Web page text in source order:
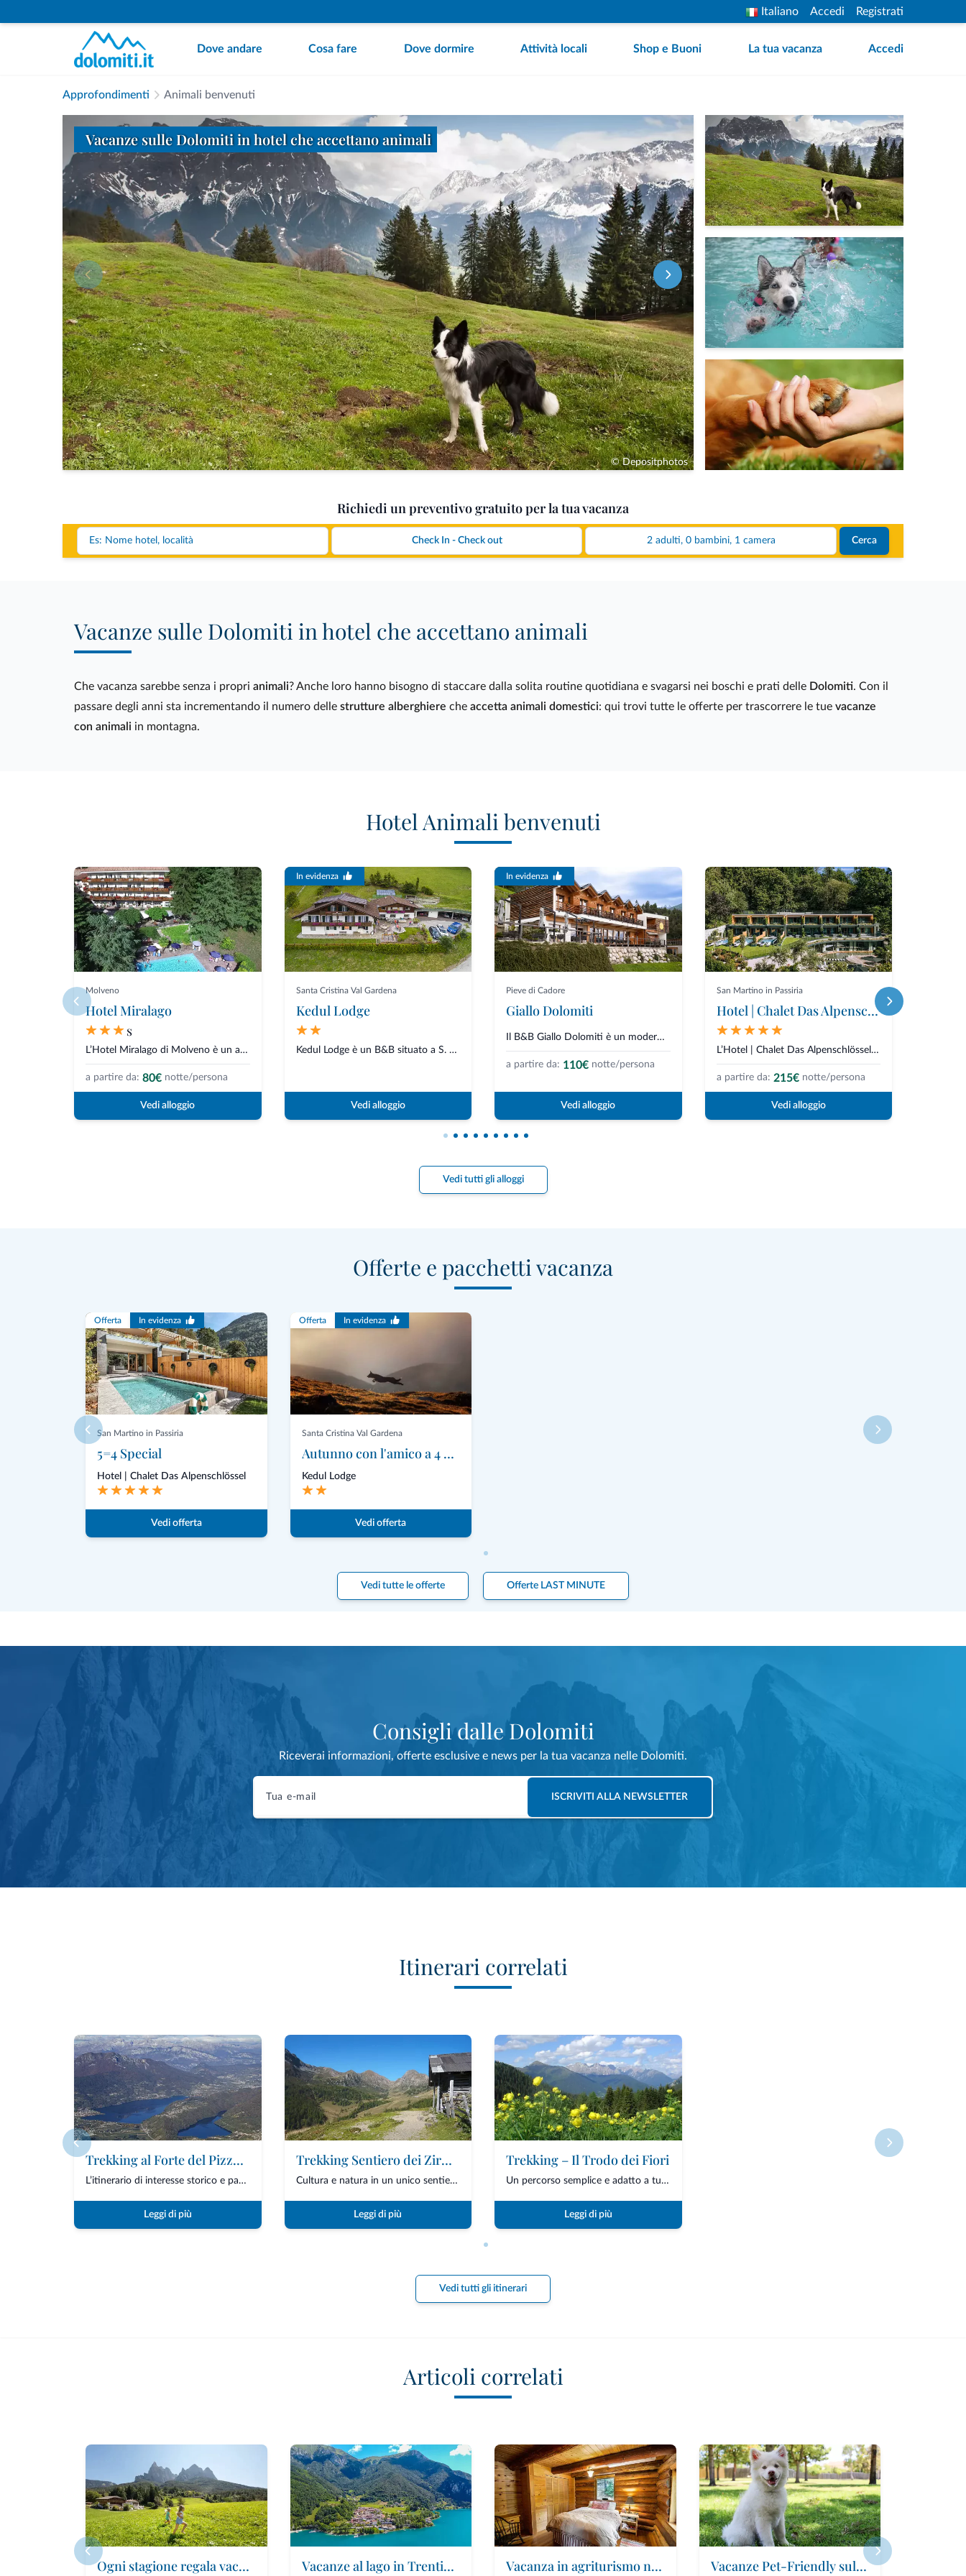
Italiano Accedi Registrati
Dove andare Cosa fare Dove dormire Attività locali Shop e Buoni La tua vacanza Accedi
Approfondimenti Animali benvenuti
Vacanze sulle Dolomiti in hotel che accettano animali
© Depositphotos
Richiedi un preventivo gratuito per la tua vacanza
2 adulti, 0 bambini, 1 camera Cerca
Vacanze sulle Dolomiti in hotel che accettano animali
Che vacanza sarebbe senza i propri animali? Anche loro hanno bisogno di staccare dalla solita routine quotidiana e svagarsi nei boschi e prati delle Dolomiti. Con il
passare degli anni sta incrementando il numero delle strutture alberghiere che accetta animali domestici: qui trovi tutte le offerte per trascorrere le tue vacanze
con animali in montagna.
Hotel Animali benvenuti
Molveno
Hotel Miralago
s
L’Hotel Miralago di Molveno è un accogliente hotel in centro paese e a...
a partire da: 80€ notte/persona
Vedi alloggio
In evidenza
Santa Cristina Val Gardena
Kedul Lodge
Kedul Lodge è un B&B situato a S. Cristina, direttamente sulla passeggi...
Vedi alloggio
In evidenza
Pieve di Cadore
Giallo Dolomiti
Il B&B Giallo Dolomiti è un moderno rifugio incastonato tra le montagne...
a partire da: 110€ notte/persona
Vedi alloggio
San Martino in Passiria
Hotel | Chalet Das Alpenschlössel
L’Hotel | Chalet Das Alpenschlössel è un hotel a 5 stelle a San Martino in...
a partire da: 215€ notte/persona
Vedi alloggio
Vedi tutti gli alloggi
Offerte e pacchetti vacanza
Offerta In evidenza
San Martino in Passiria
5=4 Special
Hotel | Chalet Das Alpenschlössel
Vedi offerta
Offerta In evidenza
Santa Cristina Val Gardena
Autunno con l'amico a 4 zampe
Kedul Lodge
Vedi offerta
Vedi tutte le offerte Offerte LAST MINUTE
Consigli dalle Dolomiti
Riceverai informazioni, offerte esclusive e news per la tua vacanza nelle Dolomiti.
ISCRIVITI ALLA NEWSLETTER
Itinerari correlati
Trekking al Forte del Pizzo di Levico
L’itinerario di interesse storico e panoramico è percorribile nei mesi da aprile a ot...
Leggi di più
Trekking Sentiero dei Zirmi e delle Malghe
Cultura e natura in un unico sentiero tra le valli della Valsugana. Un trekking di me...
Leggi di più
Trekking – Il Trodo dei Fiori
Un percorso semplice e adatto a tutti, ideale da maggio a ottobre, che unisce botanic...
Leggi di più
Vedi tutti gli itinerari
Articoli correlati
Ogni stagione regala vacanze indimenticabili nei masi Gallo Rosso Vacanze al lago in Trentino Alto Adige e Bellunese Vacanza in agriturismo nelle Dolomiti Vacanze Pet-Friendly sulle Dolomiti: norme, trasporti e novità UE